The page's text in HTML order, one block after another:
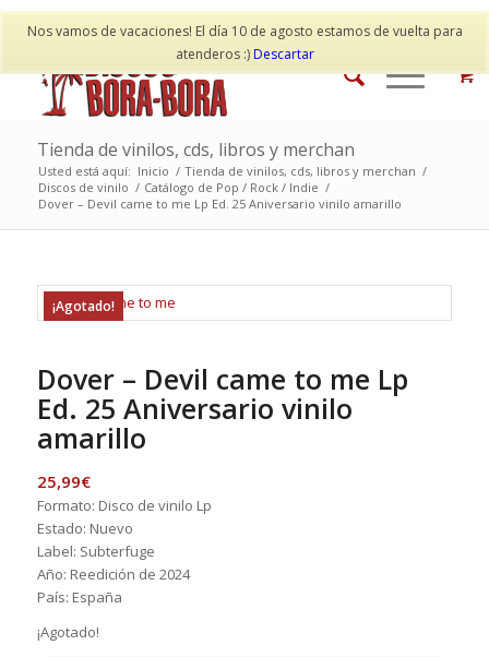
Nos vamos de vacaciones! El día 10 de agosto estamos de vuelta para
atenderos :)Descartar
Mi cuenta Contacto
Tienda de vinilos, cds, libros y merchan
Usted está aquí: Inicio / Tienda de vinilos, cds, libros y merchan /
Discos de vinilo / Catálogo de Pop / Rock / Indie /
Dover – Devil came to me Lp Ed. 25 Aniversario vinilo amarillo
¡Agotado!
Dover – Devil came to me Lp
Ed. 25 Aniversario vinilo
amarillo
25,99€
Formato: Disco de vinilo Lp
Estado: Nuevo
Label: Subterfuge
Año: Reedición de 2024
País: España
¡Agotado!